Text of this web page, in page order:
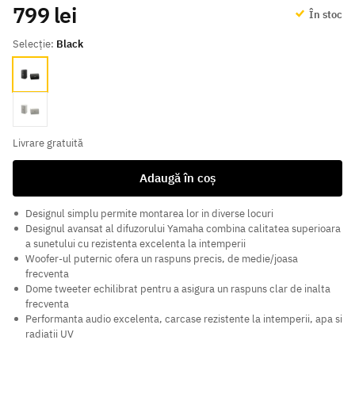
În stoc
Selecție: Black
Black
White
Livrare gratuită
799 lei
Adaugă în coș
Designul simplu permite montarea lor in diverse locuri
Designul avansat al difuzorului Yamaha combina calitatea superioara
a sunetului cu rezistenta excelenta la intemperii
Woofer-ul puternic ofera un raspuns precis, de medie/joasa
frecventa
Dome tweeter echilibrat pentru a asigura un raspuns clar de inalta
frecventa
Performanta audio excelenta, carcase rezistente la intemperii, apa si
radiatii UV